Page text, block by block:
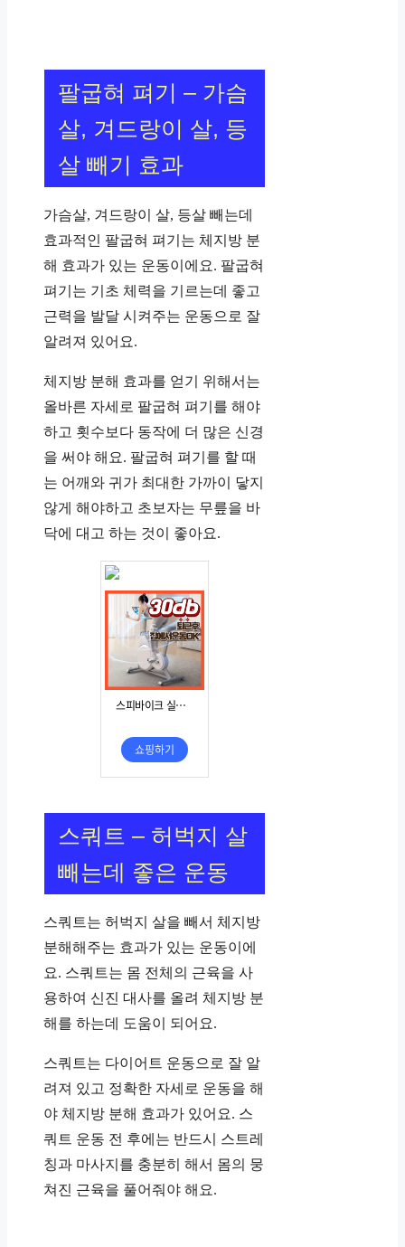
팔굽혀 펴기 – 가슴
살, 겨드랑이 살, 등
살 빼기 효과
가슴살, 겨드랑이 살, 등살 빼는데
효과적인 팔굽혀 펴기는 체지방 분
해 효과가 있는 운동이에요. 팔굽혀
펴기는 기초 체력을 기르는데 좋고
근력을 발달 시켜주는 운동으로 잘
알려져 있어요.
체지방 분해 효과를 얻기 위해서는
올바른 자세로 팔굽혀 펴기를 해야
하고 횟수보다 동작에 더 많은 신경
을 써야 해요. 팔굽혀 펴기를 할 때
는 어깨와 귀가 최대한 가까이 닿지
않게 해야하고 초보자는 무릎을 바
닥에 대고 하는 것이 좋아요.
스쿼트 – 허벅지 살
빼는데 좋은 운동
스쿼트는 허벅지 살을 빼서 체지방
분해해주는 효과가 있는 운동이에
요. 스쿼트는 몸 전체의 근육을 사
용하여 신진 대사를 올려 체지방 분
해를 하는데 도움이 되어요.
스쿼트는 다이어트 운동으로 잘 알
려져 있고 정확한 자세로 운동을 해
야 체지방 분해 효과가 있어요. 스
쿼트 운동 전 후에는 반드시 스트레
칭과 마사지를 충분히 해서 몸의 뭉
쳐진 근육을 풀어줘야 해요.